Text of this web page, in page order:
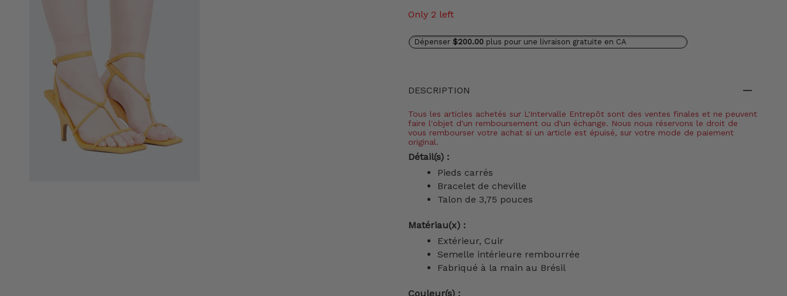
Only 2 left
Dépenser $200.00 plus pour une livraison gratuite en CA
DESCRIPTION
Tous les articles achetés sur L'Intervalle Entrepôt sont des ventes finales et ne peuvent
faire l'objet d'un remboursement ou d'un échange. Nous nous réservons le droit de
vous rembourser votre achat si un article est épuisé, sur votre mode de paiement
original.
Détail(s) :
Pieds carrés
Bracelet de cheville
Talon de 3,75 pouces
Matériau(x) :
Extérieur, Cuir
Semelle intérieure rembourrée
Fabriqué à la main au Brésil
Couleur(s) :